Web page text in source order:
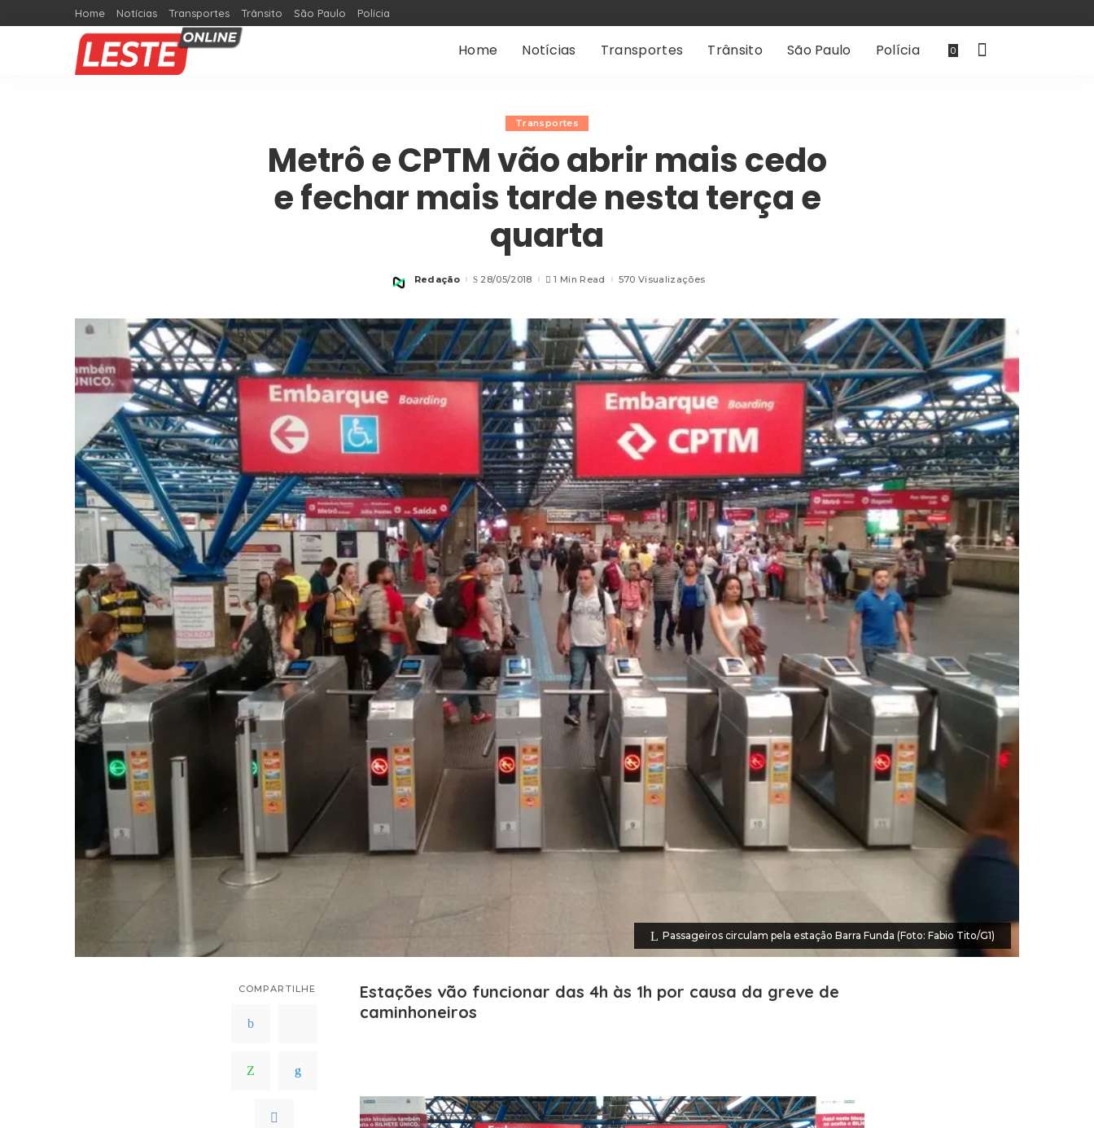
Home Notícias Transportes Trânsito São Paulo Polícia
Home Notícias Transportes Trânsito São Paulo Polícia 0
Transportes
Metrô e CPTM vão abrir mais cedo
e fechar mais tarde nesta terça e
quarta
Posted
Redação 28/05/2018 1 Min Read 570 Visualizações
Passageiros circulam pela estação Barra Funda (Foto: Fabio Tito/G1)
COMPARTILHE
Estações vão funcionar das 4h às 1h por causa da greve de
caminhoneiros